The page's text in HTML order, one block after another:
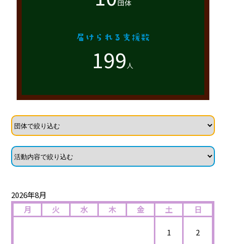
団体
199人
2026年8月
月
火 水 木 金 土 日
1 2